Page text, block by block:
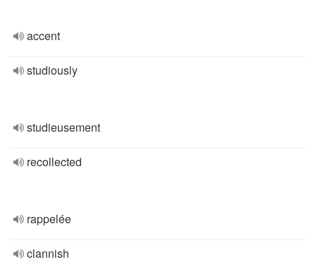
accent
studiously
studieusement
recollected
rappelée
clannish